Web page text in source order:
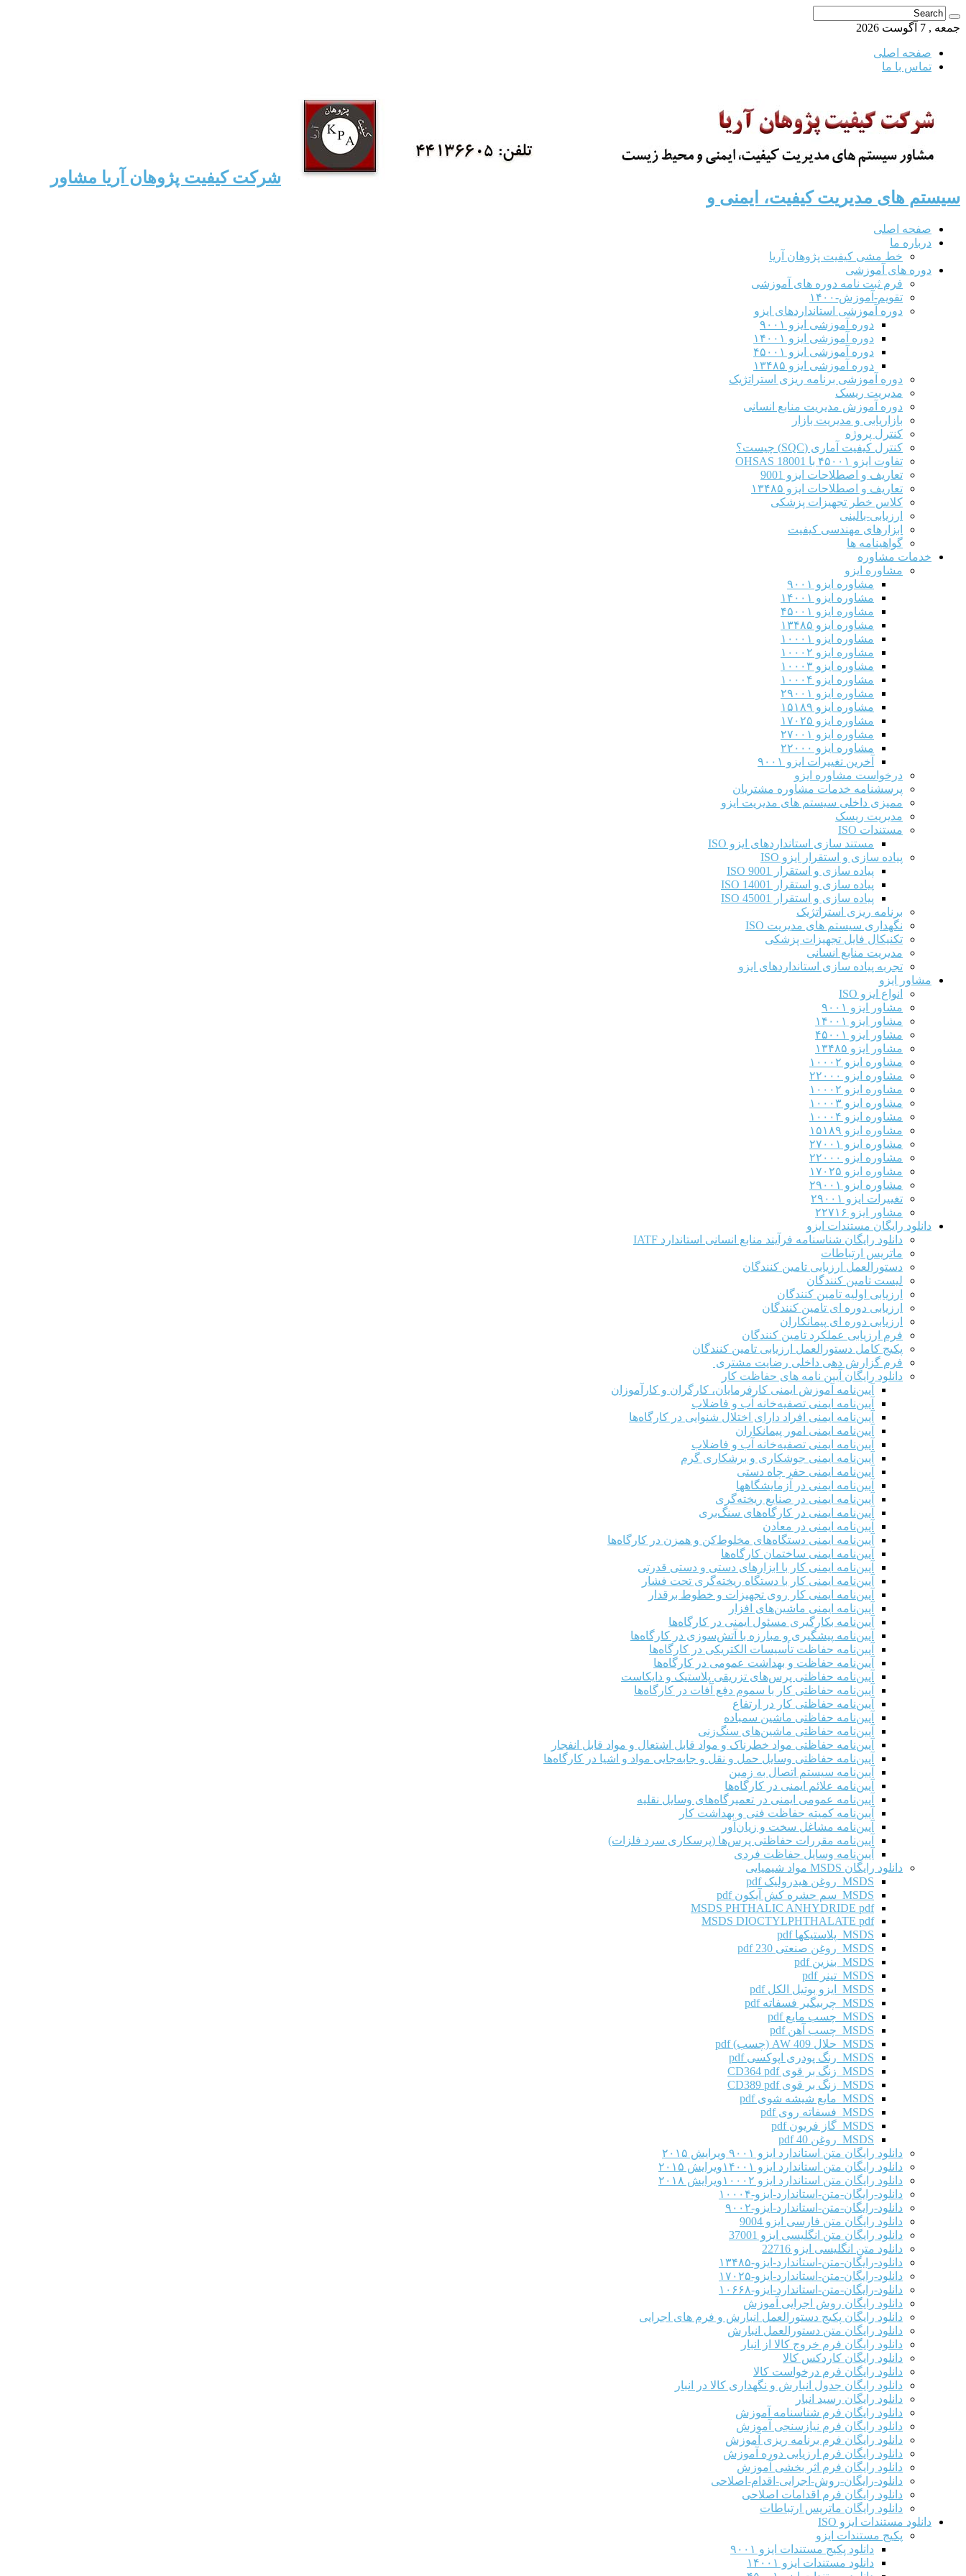
جمعه , 7 آگوست 2026
صفحه اصلی
تماس با ما
شرکت کیفیت پژوهان آریا مشاور
سیستم های مدیریت کیفیت، ایمنی و
صفحه اصلی
درباره ما
خط مشی کیفیت پژوهان آریا
دوره های آموزشی
فرم ثبت نامه دوره های آموزشی
تقویم-آموزش-۱۴۰۰
دوره آموزشی استانداردهای ایزو
دوره آموزشی ایزو ۹۰۰۱
دوره آموزشی ایزو ۱۴۰۰۱
دوره آموزشی ایزو ۴۵۰۰۱
دوره آموزشی ایزو ۱۳۴۸۵
دوره آموزشی برنامه ریزی استراتژیک
مدیریت ریسک
دوره آموزش مدیریت منابع انسانی
بازاریابی و مدیریت بازار
کنترل پروژه
کنترل کیفیت آماری (SQC) چیست؟
تفاوت ایزو ۴۵۰۰۱ با OHSAS 18001
تعاریف و اصطلاحات ایزو 9001
تعاریف و اصطلاحات ایزو ۱۳۴۸۵
کلاس خطر تجهیزات پزشکی
ارزیابی-بالینی
ابزارهای مهندسی کیفیت
گواهینامه ها
خدمات مشاوره
مشاوره ایزو
مشاوره ایزو ۹۰۰۱
مشاوره ایزو ۱۴۰۰۱
مشاوره ایزو ۴۵۰۰۱
مشاوره ایزو ۱۳۴۸۵
مشاوره ایزو ۱۰۰۰۱
مشاوره ایزو ۱۰۰۰۲
مشاوره ایزو ۱۰۰۰۳
مشاوره ایزو ۱۰۰۰۴
مشاوره ایزو ۲۹۰۰۱
مشاوره ایزو ۱۵۱۸۹
مشاوره ایزو ۱۷۰۲۵
مشاوره ایزو ۲۷۰۰۱
مشاوره ایزو ۲۲۰۰۰
آخرین تغییرات ایزو ۹۰۰۱
درخواست مشاوره ایزو
پرسشنامه خدمات مشاوره مشتریان
ممیزی داخلی سیستم های مدیریت ایزو
مدیریت ریسک
مستندات ISO
مستند سازی استانداردهای ایزو ISO
پیاده سازی و استقرار ایزو ISO
پیاده سازی و استقرار ISO 9001​
پیاده سازی و استقرار ISO 14001
پیاده سازی و استقرار ISO 45001
برنامه ریزی استراتژیک
نگهداری سیستم های مدیریت ISO
تکنیکال فایل تجهیزات پزشکی
مدیریت منابع انسانی
تجربه پیاده سازی استانداردهای ایزو
مشاور ایزو
انواع ایزو ISO
مشاور ایزو ۹۰۰۱
مشاور ایزو ۱۴۰۰۱
مشاور ایزو ۴۵۰۰۱
مشاور ایزو ۱۳۴۸۵
مشاوره ایزو ۱۰۰۰۲
مشاوره ایزو ۲۲۰۰۰
مشاوره ایزو ۱۰۰۰۲
مشاوره ایزو ۱۰۰۰۳
مشاوره ایزو ۱۰۰۰۴
مشاوره ایزو ۱۵۱۸۹
مشاوره ایزو ۲۷۰۰۱
مشاوره ایزو ۲۲۰۰۰
مشاوره ایزو ۱۷۰۲۵
مشاوره ایزو ۲۹۰۰۱
تغییرات ایزو ۲۹۰۰۱
مشاور ایزو ۲۲۷۱۶
دانلود رایگان مستندات ایزو
دانلود رایگان شناسنامه فرآیند منابع انسانی استاندارد IATF
ماتریس ارتباطات
دستورالعمل ارزیابی تامین کنندگان
لیست تامین کنندگان
ارزیابی اولیه تامین کنندگان
ارزیابی دوره ای تامین کنندگان
ارزیابی دوره ای پیمانکاران
فرم ارزيابی عملکرد تامین کنندگان
پکیج کامل دستورالعمل ارزیابی تامین کنندگان
فرم گزارش دهی داخلی رضایت مشتری
دانلود رایگان آیین نامه های حفاظت کار
آیین‌نامه آموزش ایمنی کارفرمایان، کارگران و کارآموزان
آیین‌نامه ایمنی تصفیه‌خانه آب و فاضلاب
آیین‌نامه ایمنی افراد دارای اختلال شنوایی در کارگاه‌ها
آیین‌نامه ایمنی امور پیمانکاران
آیین‌نامه ایمنی تصفیه‌خانه آب و فاضلاب
آیین‌نامه ایمنی جوشکاری و برشکاری گرم
آیین‌نامه ایمنی حفر چاه دستی
آیین‌نامه ایمنی در آزمایشگاهها
آیین‌نامه ایمنی در صنایع ریخته‌گری
آیین‌نامه ایمنی در کارگاه‌های سنگ‌بری
آیین‌نامه ایمنی در معادن
آیین‌نامه ایمنی دستگاه‌های مخلوط‌کن و همزن در کارگاه‌ها
آیین‌نامه ایمنی ساختمان کارگاه‌ها
آیین‌نامه ایمنی کار با ابزارهای دستی و دستی قدرتی
آیین‌نامه ایمنی کار با دستگاه ریخته‌گری تحت فشار
آیین‌نامه ایمنی کار روی تجهیزات و خطوط برقدار
آیین‌نامه ایمنی ماشین‌های افزار
آیین‌نامه بکارگیری مسئول ایمنی در کارگاه‌ها
آیین‌نامه پیشگیری و مبارزه با آتش‌سوزی در کارگاه‌ها
آیین‌نامه حفاظت تأسیسات الکتریکی در کارگاه‌ها
آیین‌نامه حفاظت و بهداشت عمومی در کارگاه‌ها
آیین‌نامه حفاظتی پرس‌های تزریقی پلاستیک و دایکاست
آیین‌نامه حفاظتی کار با سموم دفع آفات در کارگاه‌ها
آیین‌نامه حفاظتی کار در ارتفاع
آیین‌نامه حفاظتی ماشین سمباده
آیین‌نامه حفاظتی ماشین‌های سنگ‌زنی
آیین‌نامه حفاظتی مواد خطرناک و مواد قابل اشتعال و مواد قابل انفجار
آیین‌نامه حفاظتی وسایل حمل و نقل و جابه‌جایی مواد و اشیا در کارگاه‌ها
آیین‌نامه سیستم اتصال به زمین
آیین‌نامه علائم ایمنی در کارگاه‌ها
آیین‌نامه عمومی ایمنی در تعمیرگاه‌های وسایل نقلیه
آیین‌نامه کمیته حفاظت فنی و بهداشت کار
آیین‌نامه مشاغل سخت و زیان‌آور
آیین‌نامه مقررات حفاظتی پرس‌ها (پرسکاری سرد فلزات)
آیین‌نامه وسایل حفاظت فردی
دانلود رایگان MSDS مواد شیمیایی
MSDS روغن هیدرولیک pdf
MSDS سم حشره کش آیکون pdf
MSDS PHTHALIC ANHYDRIDE pdf
MSDS DIOCTYLPHTHALATE pdf
MSDS پلاستیکها pdf
MSDS روغن صنعتی 230 pdf
MSDS بنزین pdf
MSDS تینر pdf
MSDS ایزو بوتیل الکل pdf
MSDS چربیگیر فسفاته pdf
MSDS چسب مایع pdf
MSDS چسب آهن pdf
MSDS حلال AW 409 (چسب) pdf
MSDS رنگ پودری اپوکسی pdf
MSDS زنگ بر قوی CD364 pdf
MSDS زنگ بر قوی CD389 pdf
MSDS مایع شیشه شوی pdf
MSDS فسفاته روی pdf
MSDS گاز فریون pdf
MSDS روغن 40 pdf
دانلود رایگان متن استاندارد ایزو ۹۰۰۱ ویرایش ۲۰۱۵
دانلود رایگان متن استاندارد ایزو ۱۴۰۰۱ویرایش ۲۰۱۵
دانلود رایگان متن استاندارد ایزو ۱۰۰۰۲ویرایش ۲۰۱۸
دانلود-رایگان-متن-استاندارد-ایزو-۱۰۰۰۴
دانلود-رایگان-متن-استاندارد-ایزو-۹۰۰۲
دانلود رایگان متن فارسی ایزو 9004
دانلود رایگان متن انگلیسی ایزو 37001
دانلود متن انگلیسی ایزو 22716
دانلود-رایگان-متن-استاندارد-ایزو-۱۳۴۸۵
دانلود-رایگان-متن-استاندارد-ایزو-۱۷۰۲۵
دانلود-رایگان-متن-استاندارد-ایزو-۱۰۶۶۸
دانلود رایگان روش اجرایی آموزش
دانلود رایگان پکیج دستورالعمل انبارش و فرم های اجرایی
دانلود رایگان متن دستورالعمل انبارش
دانلود رایگان فرم خروج کالا از انبار
دانلود رایگان کاردکس کالا
دانلود رایگان فرم درخواست کالا
دانلود رایگان جدول انبارش و نگهداری کالا در انبار
دانلود رایگان رسید انبار
دانلود رایگان فرم شناسنامه آموزش
دانلود رایگان فرم نیازسنجی آموزش
دانلود رایگان فرم برنامه ریزی آموزش
دانلود رایگان فرم ارزیابی دوره آموزش
دانلود رایگان فرم اثر بخشی آموزش
دانلود-رایگان-روش-اجرایی-اقدام-اصلاحی
دانلود رایگان فرم اقدامات اصلاحی
دانلود رایگان ماتریس ارتباطات
دانلود مستندات ایزو ISO
پکیج مستندات ایزو
دانلود پکیج مستندات ایزو ۹۰۰۱
دانلود مستندات ایزو ۱۴۰۰۱